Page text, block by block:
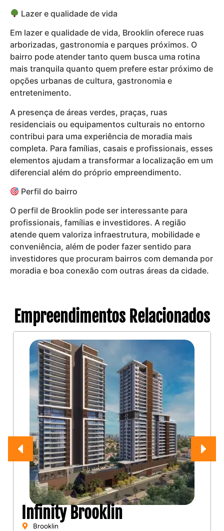
Lazer e qualidade de vida
Em lazer e qualidade de vida, Brooklin oferece ruas
arborizadas, gastronomia e parques próximos. O
bairro pode atender tanto quem busca uma rotina
mais tranquila quanto quem prefere estar próximo de
opções urbanas de cultura, gastronomia e
entretenimento.
A presença de áreas verdes, praças, ruas
residenciais ou equipamentos culturais no entorno
contribui para uma experiência de moradia mais
completa. Para famílias, casais e profissionais, esses
elementos ajudam a transformar a localização em um
diferencial além do próprio empreendimento.
Perfil do bairro
O perfil de Brooklin pode ser interessante para
profissionais, famílias e investidores. A região
atende quem valoriza infraestrutura, mobilidade e
conveniência, além de poder fazer sentido para
investidores que procuram bairros com demanda por
moradia e boa conexão com outras áreas da cidade.
Empreendimentos Relacionados
Infinity Brooklin
Brooklin